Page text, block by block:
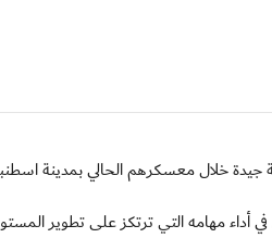
منتخبنا الوطني للناشئين لكرة القدم مواليد 96 قدرات بدنية جيدة خلال معسكرهم الحالي
أداء مهامه التي ترتكز على تطوير